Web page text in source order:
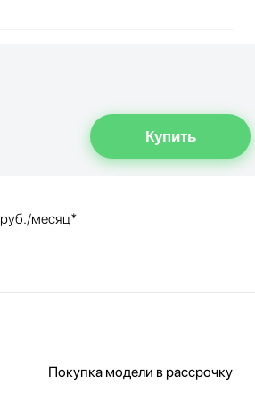
руб./месяц*
Покупка модели в рассрочку